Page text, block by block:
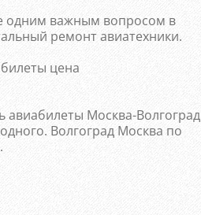
одним важным вопросом в
ремонт авиатехники.
авиабилеты Москва-Волгоград
Волгоград Москва по